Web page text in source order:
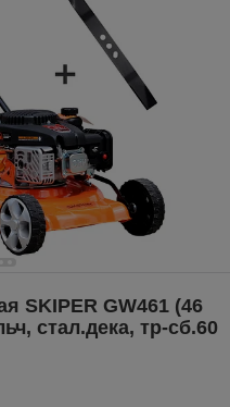
SKIPER GW461 (46
стал.дека, тр-сб.60